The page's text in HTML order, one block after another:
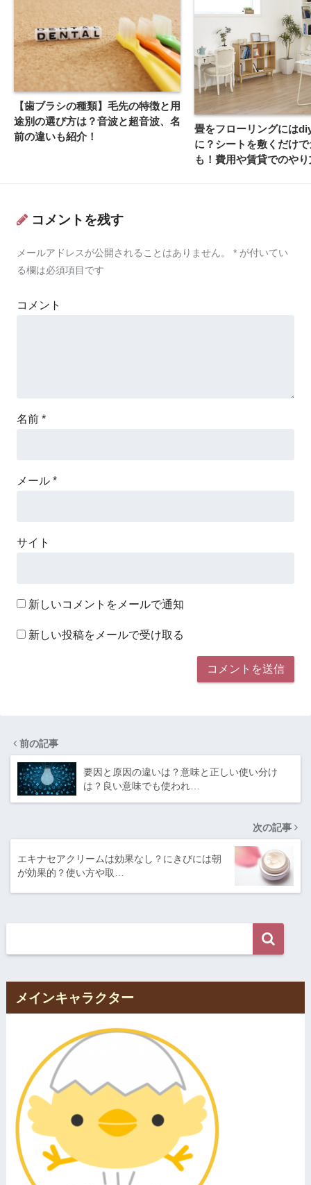
【歯ブラシの種類】毛先の特徴と用
途別の選び方は？音波と超音波、名
前の違いも紹介！
畳をフローリングには
に？シートを敷くだけ
も！費用や賃貸でのや
コメントを残す
メールアドレスが公開されることはありません。 * が付いてい
る欄は必須項目です
コメント
名前 *
メール *
サイト
新しいコメントをメールで通知
新しい投稿をメールで受け取る
前の記事
要因と原因の違いは？意味と正しい使い分け
は？良い意味でも使われ…
次の記事
エキナセアクリームは効果なし？にきびには朝
が効果的？使い方や取…
メインキャラクター